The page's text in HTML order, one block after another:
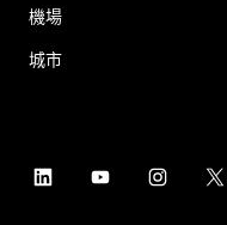
機場
城市